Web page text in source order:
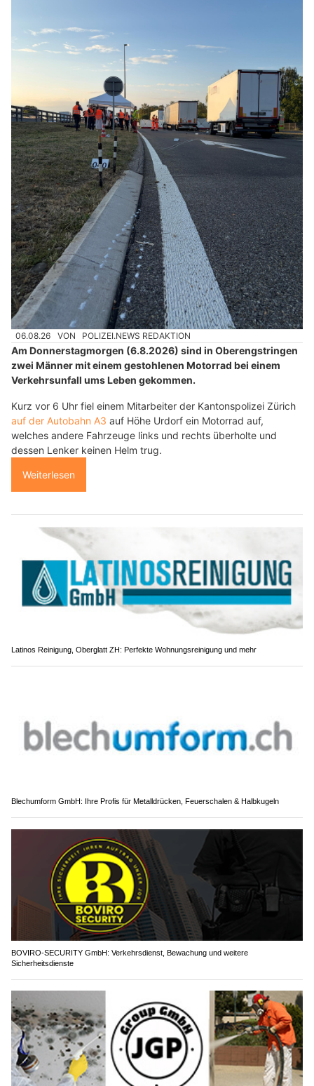
06.08.26 VON POLIZEI.NEWS REDAKTION
Am Donnerstagmorgen (6.8.2026) sind in Oberengstringen
zwei Männer mit einem gestohlenen Motorrad bei einem
Verkehrsunfall ums Leben gekommen.
Kurz vor 6 Uhr fiel einem Mitarbeiter der Kantonspolizei Zürich
auf der Autobahn A3 auf Höhe Urdorf ein Motorrad auf,
welches andere Fahrzeuge links und rechts überholte und
dessen Lenker keinen Helm trug.
Weiterlesen
Latinos Reinigung, Oberglatt ZH: Perfekte Wohnungsreinigung und mehr
Blechumform GmbH: Ihre Profis für Metalldrücken, Feuerschalen & Halbkugeln
BOVIRO-SECURITY GmbH: Verkehrsdienst, Bewachung und weitere
Sicherheitsdienste